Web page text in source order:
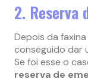
2. Reserva
Depois da
conseguido dar
Se foi esse o
reserva de